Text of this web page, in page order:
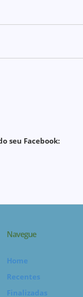
seu Facebook:
Navegue
Home
Recentes
Finalizadas